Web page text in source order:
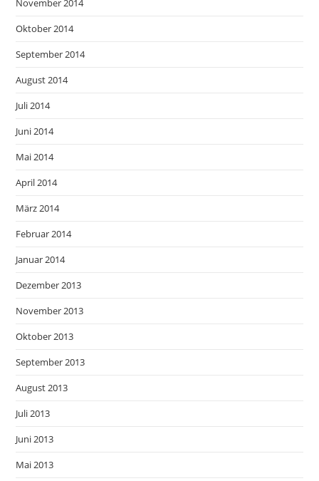
November 2014
Oktober 2014
September 2014
August 2014
Juli 2014
Juni 2014
Mai 2014
April 2014
März 2014
Februar 2014
Januar 2014
Dezember 2013
November 2013
Oktober 2013
September 2013
August 2013
Juli 2013
Juni 2013
Mai 2013